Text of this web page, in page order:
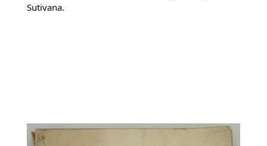
Sutivana.